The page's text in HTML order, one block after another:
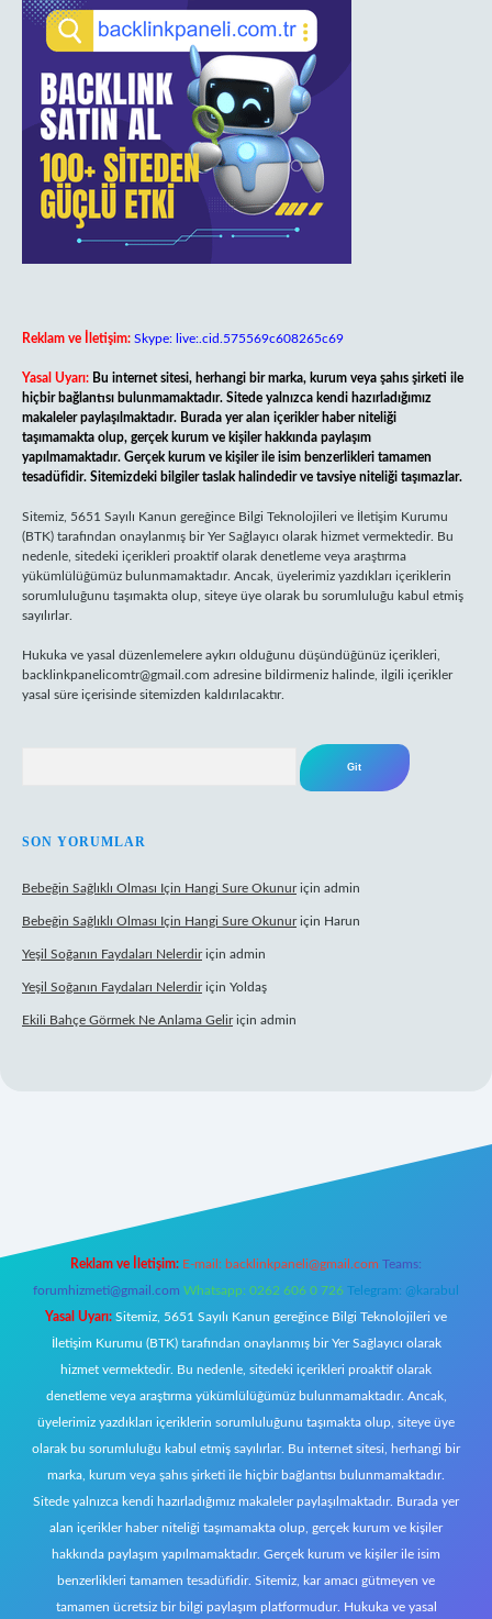
Reklam ve İletişim: Skype: live:.cid.575569c608265c69
Yasal Uyarı: Bu internet sitesi, herhangi bir marka, kurum veya şahıs şirketi ile
hiçbir bağlantısı bulunmamaktadır. Sitede yalnızca kendi hazırladığımız
makaleler paylaşılmaktadır. Burada yer alan içerikler haber niteliği
taşımamakta olup, gerçek kurum ve kişiler hakkında paylaşım
yapılmamaktadır. Gerçek kurum ve kişiler ile isim benzerlikleri tamamen
tesadüfidir. Sitemizdeki bilgiler taslak halindedir ve tavsiye niteliği taşımazlar.
Sitemiz, 5651 Sayılı Kanun gereğince Bilgi Teknolojileri ve İletişim Kurumu
(BTK) tarafından onaylanmış bir Yer Sağlayıcı olarak hizmet vermektedir. Bu
nedenle, sitedeki içerikleri proaktif olarak denetleme veya araştırma
yükümlülüğümüz bulunmamaktadır. Ancak, üyelerimiz yazdıkları içeriklerin
sorumluluğunu taşımakta olup, siteye üye olarak bu sorumluluğu kabul etmiş
sayılırlar.
Hukuka ve yasal düzenlemelere aykırı olduğunu düşündüğünüz içerikleri,
backlinkpanelicomtr@gmail.com adresine bildirmeniz halinde, ilgili içerikler
yasal süre içerisinde sitemizden kaldırılacaktır.
SON YORUMLAR
Bebeğin Sağlıklı Olması Için Hangi Sure Okunuriçin admin
Bebeğin Sağlıklı Olması Için Hangi Sure Okunuriçin Harun
Yeşil Soğanın Faydaları Nelerdiriçin admin
Yeşil Soğanın Faydaları Nelerdiriçin Yoldaş
Ekili Bahçe Görmek Ne Anlama Geliriçin admin
Reklam ve İletişim: E-mail: backlinkpaneli@gmail.com Teams:
forumhizmeti@gmail.com Whatsapp: 0262 606 0 726 Telegram: @karabul
Yasal Uyarı: Sitemiz, 5651 Sayılı Kanun gereğince Bilgi Teknolojileri ve
İletişim Kurumu (BTK) tarafından onaylanmış bir Yer Sağlayıcı olarak
hizmet vermektedir. Bu nedenle, sitedeki içerikleri proaktif olarak
denetleme veya araştırma yükümlülüğümüz bulunmamaktadır. Ancak,
üyelerimiz yazdıkları içeriklerin sorumluluğunu taşımakta olup, siteye üye
olarak bu sorumluluğu kabul etmiş sayılırlar. Bu internet sitesi, herhangi bir
marka, kurum veya şahıs şirketi ile hiçbir bağlantısı bulunmamaktadır.
Sitede yalnızca kendi hazırladığımız makaleler paylaşılmaktadır. Burada yer
alan içerikler haber niteliği taşımamakta olup, gerçek kurum ve kişiler
hakkında paylaşım yapılmamaktadır. Gerçek kurum ve kişiler ile isim
benzerlikleri tamamen tesadüfidir. Sitemiz, kar amacı gütmeyen ve
tamamen ücretsiz bir bilgi paylaşım platformudur. Hukuka ve yasal